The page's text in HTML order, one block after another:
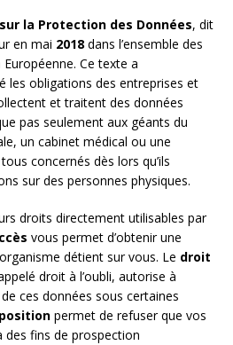
la Protection des Données, dit
en mai 2018 dans l’ensemble des
Ce texte a
les obligations des entreprises et
et traitent des données
pas seulement aux géants du
un cabinet médical ou une
concernés dès lors qu’ils
sur des personnes physiques.
droits directement utilisables par
vous permet d’obtenir une
détient sur vous. Le droit
droit à l’oubli, autorise à
ces données sous certaines
permet de refuser que vos
des fins de prospection